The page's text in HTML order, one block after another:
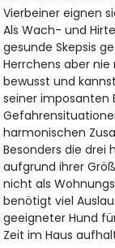
Vierbeiner eignen
Als Wach- und
gesunde Skepsis
Herrchens aber
bewusst und
seiner imposanten
harmonischen
Besonders die drei
aufgrund ihrer
nicht als
benötigt viel
geeigneter Hund
Zeit im Haus